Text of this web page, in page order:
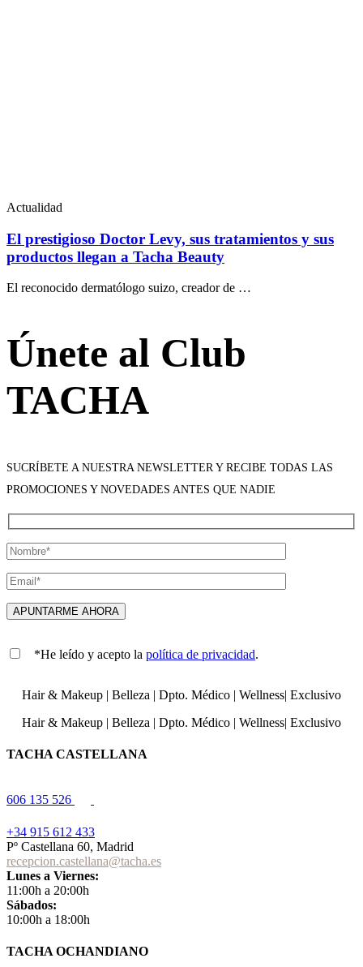
Actualidad
El prestigioso Doctor Levy, sus tratamientos y sus
productos llegan a Tacha Beauty
El reconocido dermatólogo suizo, creador de …
Únete al Club
TACHA
SUCRÍBETE A NUESTRA NEWSLETTER Y RECIBE TODAS LAS
PROMOCIONES Y NOVEDADES ANTES QUE NADIE
*He leído y acepto la política de privacidad.
Hair & Makeup | Belleza | Dpto. Médico | Wellness| Exclusivo
Hair & Makeup | Belleza | Dpto. Médico | Wellness| Exclusivo
TACHA CASTELLANA
606 135 526
+34 915 612 433
Pº Castellana 60, Madrid
recepcion.castellana@tacha.es
Lunes a Viernes:
11:00h a 20:00h
Sábados:
10:00h a 18:00h
TACHA OCHANDIANO